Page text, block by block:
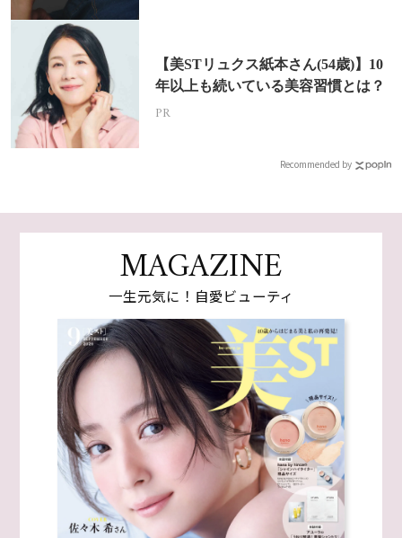
【美STリュクス紙本さん(54歳)】10
年以上も続いている美容習慣とは？
PR
Recommended by
MAGAZINE
一生元気に！自愛ビューティ